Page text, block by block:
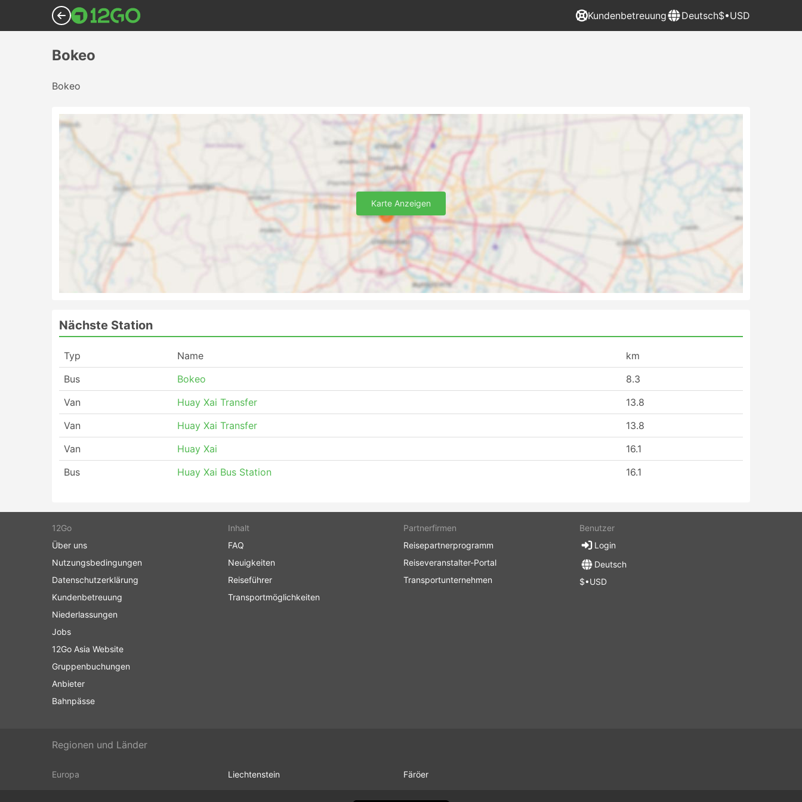
Kundenbetreuung Deutsch$•USD
Bokeo
Bokeo
Karte Anzeigen
Nächste Station
Typ Name
km
Bus
Bokeo
8.3
Van
Huay Xai Transfer
13.8
Van
Huay Xai Transfer
13.8
Van
Huay Xai
16.1
Bus
Huay Xai Bus Station 16.1
12Go
Über uns
Nutzungsbedingungen
Datenschutzerklärung
Kundenbetreuung
Niederlassungen
Jobs
12Go Asia Website
Gruppenbuchungen
Anbieter
Bahnpässe
Inhalt
FAQ
Neuigkeiten
Reiseführer
Transportmöglichkeiten
Partnerfirmen
Reisepartnerprogramm
Reiseveranstalter-Portal
Transportunternehmen
Benutzer
Login
Deutsch
$•USD
Regionen und Länder
Europa Liechtenstein Färöer